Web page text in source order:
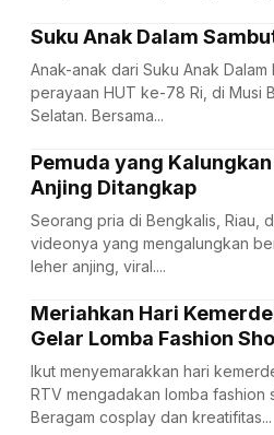
Suku Anak Dalam
Anak-anak dari Suku Anak
perayaan HUT ke-78 Ri, di Musi
Selatan. Bersama...
Pemuda yang
Anjing Ditangkap
Seorang pria di Bengkalis, Riau,
videonya yang mengalungkan
leher anjing, viral....
Meriahkan Hari
Gelar Lomba Fashion
Ikut menyemarakkan hari
RTV mengadakan lomba fashion
Beragam cosplay dan kreatifitas...